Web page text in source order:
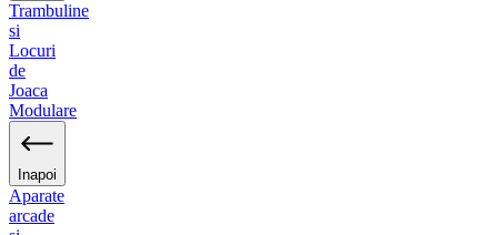
Trambuline
si
Locuri
de
Joaca
Modulare
Inapoi
Aparate
arcade